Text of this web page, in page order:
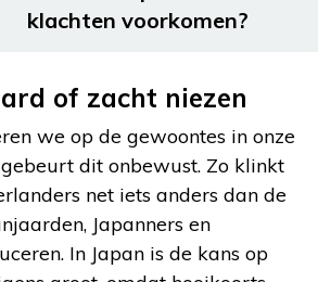
klachten voorkomen?
of zacht niezen
we op de gewoontes in onze
dit onbewust. Zo klinkt
net iets anders dan de
Japanners en
In Japan is de kans op